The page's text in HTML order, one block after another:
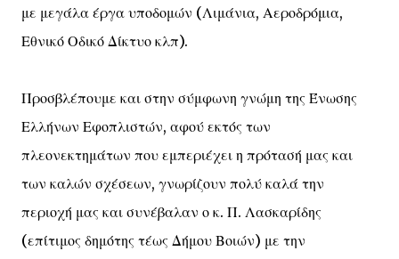
με μεγάλα έργα υποδομών (Λιμάνια, Αεροδρόμια,
Εθνικό Οδικό Δίκτυο κλπ).
Προσβλέπουμε και στην σύμφωνη γνώμη της Ένωσης
Ελλήνων Εφοπλιστών, αφού εκτός των
πλεονεκτημάτων που εμπεριέχει η πρότασή μας και
των καλών σχέσεων, γνωρίζουν πολύ καλά την
περιοχή μας και συνέβαλαν ο κ. Π. Λασκαρίδης
(επίτιμος δημότης τέως Δήμου Βοιών) με την